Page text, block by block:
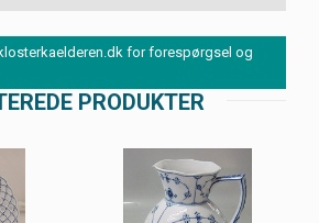
for forespørgsel og
PRODUKTER